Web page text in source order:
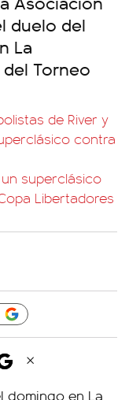
duelo del
La
Torneo
de River y
contra
superclásico
Libertadores